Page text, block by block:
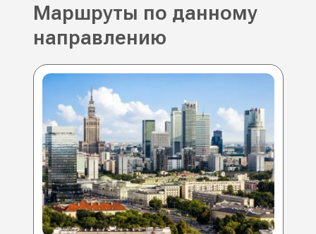
Маршруты по данному
направлению